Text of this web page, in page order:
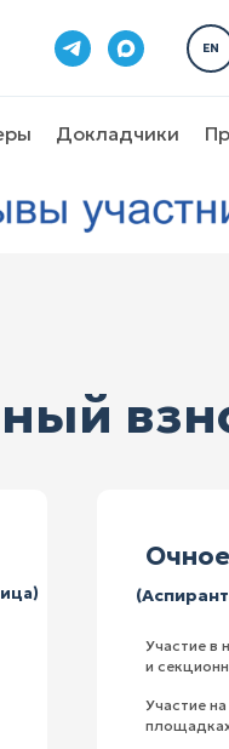
EN
Докладчики
Участие в
и
Участие